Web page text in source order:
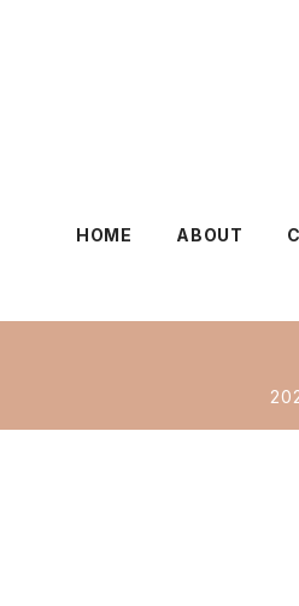
HOME ABOUT